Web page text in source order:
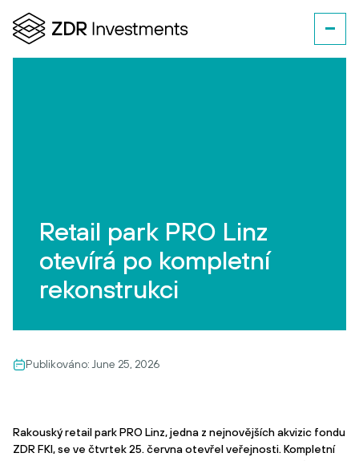
Retail park PRO Linz
otevírá po kompletní
rekonstrukci
Publikováno: June 25, 2026
Rakouský retail park PRO Linz, jedna z nejnovějších akvizic fondu
ZDR FKI, se ve čtvrtek 25. června otevřel veřejnosti. Kompletní